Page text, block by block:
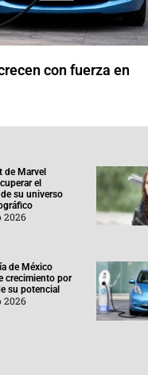
con fuerza en
de Marvel
el
su universo
2026
de México
crecimiento por
su potencial
2026